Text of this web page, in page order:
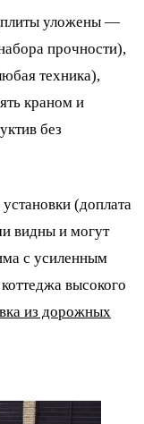
уложены —
прочности),
техника),
краном и
без
(доплата
видны и могут
с усиленным
высокого
из дорожных